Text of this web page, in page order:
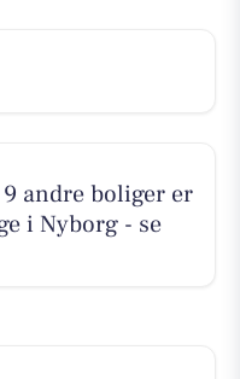
andre boliger er
i Nyborg - se